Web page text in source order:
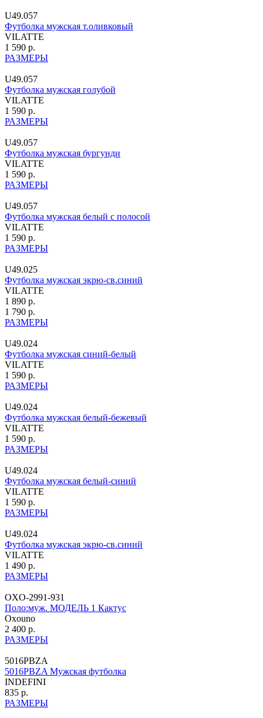
U49.057
Футболка мужская т.оливковый
VILATTE
1 590 р.
РАЗМЕРЫ
U49.057
Футболка мужская голубой
VILATTE
1 590 р.
РАЗМЕРЫ
U49.057
Футболка мужская бургунди
VILATTE
1 590 р.
РАЗМЕРЫ
U49.057
Футболка мужская белый с полосой
VILATTE
1 590 р.
РАЗМЕРЫ
U49.025
Футболка мужская экрю-св.синий
VILATTE
1 890 р.
1 790 р.
РАЗМЕРЫ
U49.024
Футболка мужская синий-белый
VILATTE
1 590 р.
РАЗМЕРЫ
U49.024
Футболка мужская белый-бежевый
VILATTE
1 590 р.
РАЗМЕРЫ
U49.024
Футболка мужская белый-синий
VILATTE
1 590 р.
РАЗМЕРЫ
U49.024
Футболка мужская экрю-св.синий
VILATTE
1 490 р.
РАЗМЕРЫ
OXO-2991-931
Поло:муж. МОДЕЛЬ 1 Кактус
Oxouno
2 400 р.
РАЗМЕРЫ
5016PBZA
5016PBZA Мужская футболка
INDEFINI
835 р.
РАЗМЕРЫ